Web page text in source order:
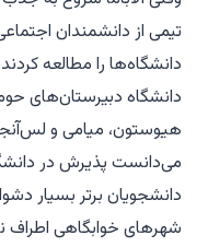
تیمی از دانشمندان
دانشگاه‌ها را مطالعه
دانشگاه دبیرستان‌های
هیوستون، میامی و
می‌دانست پذیرش در
دانشجویان برتر بسیار
شهرهای خوابگاهی اطراف